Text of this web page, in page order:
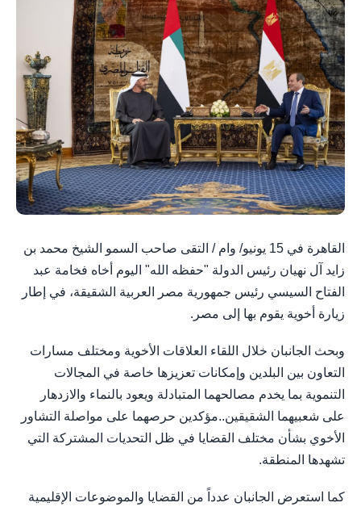
القاهرة في 15 يونيو/ وام / التقى صاحب السمو الشيخ محمد بن
زايد آل نهيان رئيس الدولة "حفظه الله" اليوم أخاه فخامة عبد
الفتاح السيسي رئيس جمهورية مصر العربية الشقيقة، في إطار
زيارة أخوية يقوم بها إلى مصر.
وبحث الجانبان خلال اللقاء العلاقات الأخوية ومختلف مسارات
التعاون بين البلدين وإمكانات تعزيزها خاصة في المجالات
التنموية بما يخدم مصالحهما المتبادلة ويعود بالنماء والازدهار
على شعبيهما الشقيقين..مؤكدين حرصهما على مواصلة التشاور
الأخوي بشأن مختلف القضايا في ظل التحديات المشتركة التي
تشهدها المنطقة.
كما استعرض الجانبان عدداً من القضايا والموضوعات الإقليمية